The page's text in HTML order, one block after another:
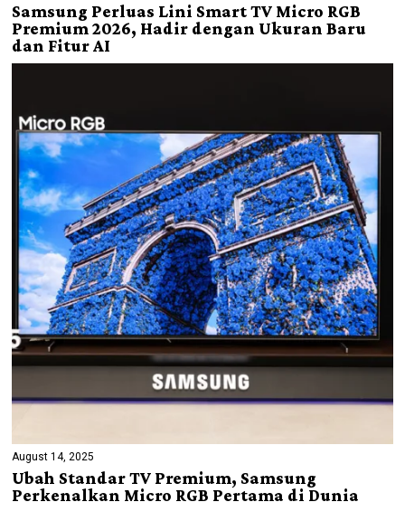
Samsung Perluas Lini Smart TV Micro RGB
Premium 2026, Hadir dengan Ukuran Baru
dan Fitur AI
August 14, 2025
Ubah Standar TV Premium, Samsung
Perkenalkan Micro RGB Pertama di Dunia